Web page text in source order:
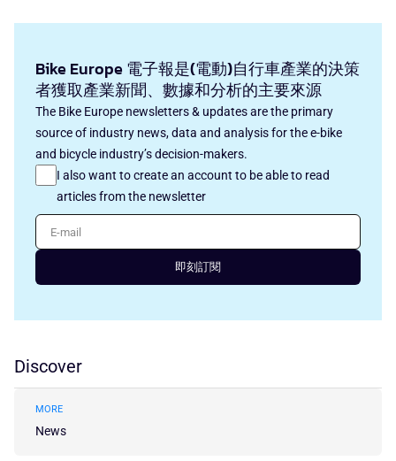
Bike Europe 電子報是(電動)自行車產業的決策
者獲取產業新聞、數據和分析的主要來源
The Bike Europe newsletters & updates are the primary
source of industry news, data and analysis for the e-bike
and bicycle industry’s decision-makers.
I also want to create an account to be able to read
articles from the newsletter
E-mail
即刻訂閱
Discover
MORE
News